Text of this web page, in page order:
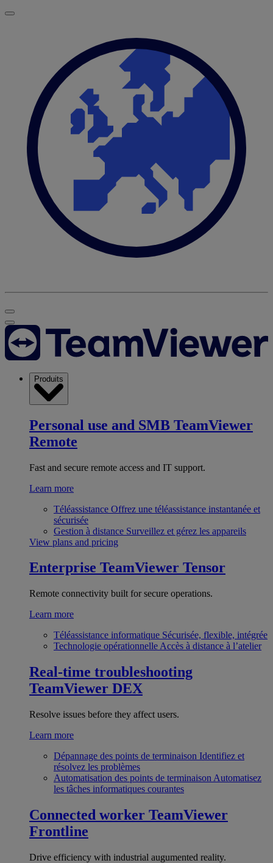
Produits
Personal use and SMB TeamViewer
Remote
Fast and secure remote access and IT support.
Learn more
Téléassistance Offrez une téléassistance instantanée et
sécurisée
Gestion à distance Surveillez et gérez les appareils
View plans and pricing
Enterprise TeamViewer Tensor
Remote connectivity built for secure operations.
Learn more
Téléassistance informatique Sécurisée, flexible, intégrée
Technologie opérationnelle Accès à distance à l’atelier
Real-time troubleshooting
TeamViewer DEX
Resolve issues before they affect users.
Learn more
Dépannage des points de terminaison Identifiez et
résolvez les problèmes
Automatisation des points de terminaison Automatisez
les tâches informatiques courantes
Connected worker TeamViewer
Frontline
Drive efficiency with industrial augumented reality.